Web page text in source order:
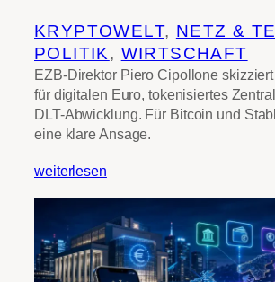
KRYPTOWELT, NETZ &
POLITIK, WIRTSCHAFT
EZB-Direktor Piero Cipollone
für digitalen Euro, tokenisiertes
DLT-Abwicklung. Für Bitcoin und
eine klare Ansage.
weiterlesen